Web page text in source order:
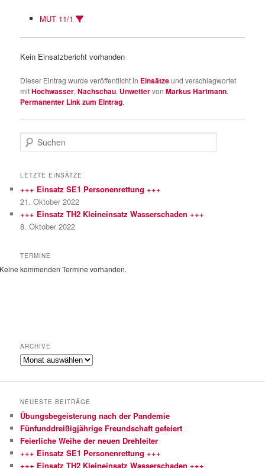
MUT 11/1
Kein Einsatzbericht vorhanden
Dieser Eintrag wurde veröffentlicht in Einsätzeund verschlagwortet
mitHochwasser,Nachschau, UnwettervonMarkus Hartmann.
Permanenter Link zum Eintrag.
u
h
n
LETZTE EINSÄTZE
+++ Einsatz SE1 Personenrettung +++
21. Oktober 2022
+++ Einsatz TH2 Kleineinsatz Wasserschaden +++
8. Oktober 2022
TERMINE
Keine kommenden Termine vorhanden.
ARCHIVE
Archive
NEUESTE BEITRÄGE
Übungsbegeisterung nach der Pandemie
Fünfunddreißigjährige Freundschaft gefeiert
Feierliche Weihe der neuen Drehleiter
+++ Einsatz SE1 Personenrettung +++
+++ Einsatz TH2 Kleineinsatz Wasserschaden +++